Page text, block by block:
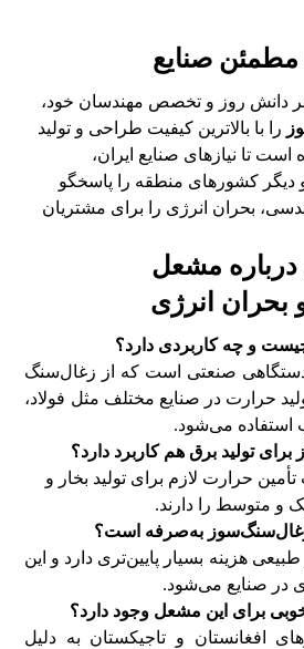
مطمئن صنایع
بر دانش روز و تخصص مهندسان خود،
را با بالاترین کیفیت طراحی و تولید
تا نیازهای صنایع ایران،
و دیگر کشورهای منطقه را پاسخگو
بحران انرژی را برای مشتریان
درباره مشعل
انرژی
و چه کاربردی دارد؟
صنعتی است که از زغال‌سنگ
حرارت در صنایع مختلف مثل فولاد،
استفاده می‌شود.
تولید برق هم کاربرد دارد؟
حرارت لازم برای تولید بخار و
و متوسط را دارند.
به‌صرفه است؟
هزینه بسیار پایین‌تری دارد و این
در صنایع می‌شود.
برای این مشعل وجود دارد؟
افغانستان و تاجیکستان به دلیل